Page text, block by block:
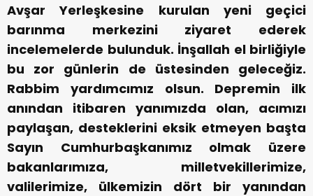
Avşar Yerleşkesine kurulan yeni geçici
barınma merkezini ziyaret ederek
incelemelerde bulunduk. İnşallah el birliğiyle
bu zor günlerin de üstesinden geleceğiz.
Rabbim yardımcımız olsun. Depremin ilk
anından itibaren yanımızda olan, acımızı
paylaşan, desteklerini eksik etmeyen başta
Sayın Cumhurbaşkanımız olmak üzere
bakanlarımıza, milletvekillerimize,
valilerimize, ülkemizin dört bir yanından